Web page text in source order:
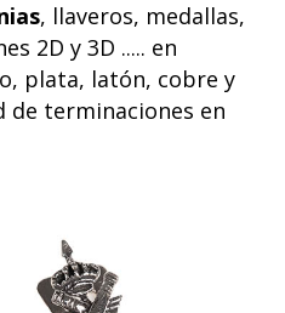
, llaveros, medallas,
2D y 3D ..... en
plata, latón, cobre y
de terminaciones en